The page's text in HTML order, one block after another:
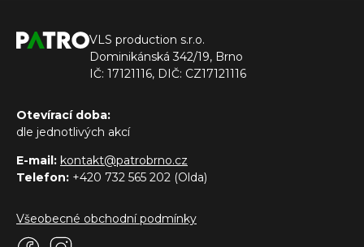
VLS production s.r.o.
Dominikánská 342/19, Brno
IČ: 17121116, DIČ: CZ17121116
Otevírací doba:
dle jednotlivých akcí
E-mail: kontakt@patrobrno.cz
Telefon: +420 732 565 202 (Olda)
Všeobecné obchodní podmínky